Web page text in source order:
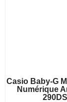
Casio Baby-G
Numérique